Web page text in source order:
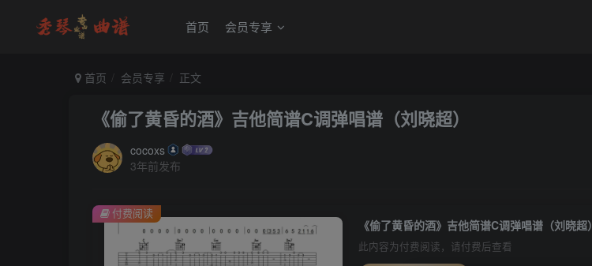
首页 会员专享
首页 会员专享 正文
《偷了黄昏的酒》吉他简谱C调弹唱谱（刘晓超）
cocoxs
3年前发布
《偷了黄昏的酒》吉他简谱C调弹唱谱（刘晓超）
此内容为付费阅读，请付费后查看
付费阅读